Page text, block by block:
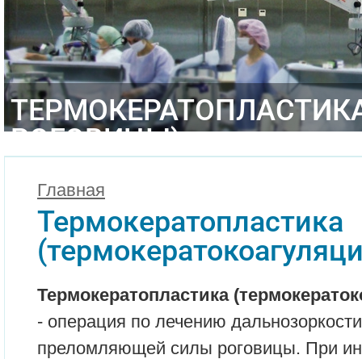
РОГОВИЦЫ)
Главная
Термокератопластика
Термокератопластика
- операция по лечению
преломляющей силы роговицы. При